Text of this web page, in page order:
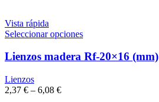
Vista rápida
Seleccionar opciones
Lienzos madera Rf-20×16 (mm)
Lienzos
2,37 € – 6,08 €